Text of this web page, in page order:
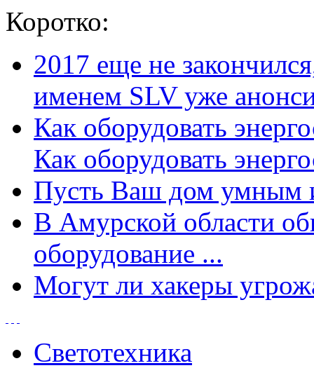
Коротко:
2017 еще не
именем SLV уже
Как оборудовать
Как оборудовать
Пусть Ваш дом умным
В Амурской области
оборудование ...
Могут ли хакеры
Светотехника